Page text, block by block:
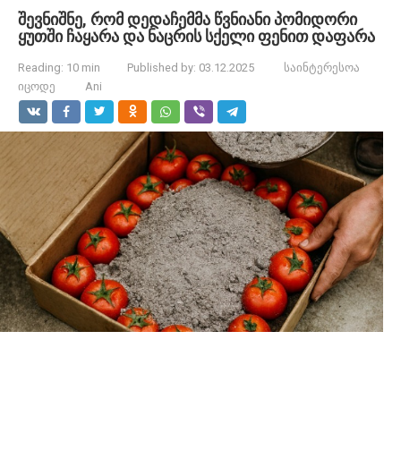
შევნიშნე, რომ დედაჩემმა წვნიანი პომიდორი
ყუთში ჩაყარა და ნაცრის სქელი ფენით დაფარა
Reading: 10 min Published by: 03.12.2025
საინტერესოა
იცოდე
Ani